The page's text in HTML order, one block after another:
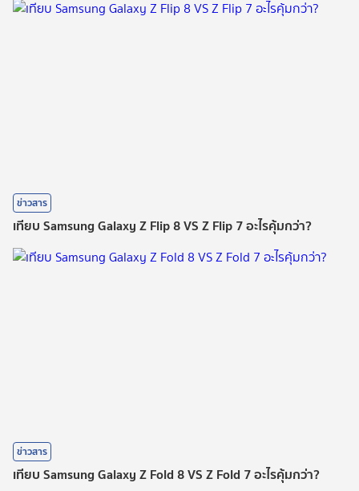
ข่าวสาร
เทียบ Samsung Galaxy Z Flip 8 VS Z Flip 7 อะไรคุ้มกว่า?
ข่าวสาร
เทียบ Samsung Galaxy Z Fold 8 VS Z Fold 7 อะไรคุ้มกว่า?